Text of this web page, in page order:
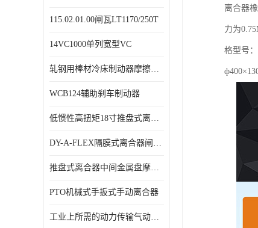
115.02.01.00闸瓦LT1170/250T
14VC1000单列宽型VC
轧钢用棒材冷床制动器摩擦片218
WCB124辅助刹车制动器
低惯性高扭矩18寸推盘式离合器中心盘齿盘W18-11-101
DY-A-FLEX隔膜式离合器闸瓦总成7015125A
推盘式离合器中间金属盘摩擦盘18寸
PTO机械式手扳式手动离合器
工业上所需的动力传输气动离合器WCB424
离合器
力为
格型号